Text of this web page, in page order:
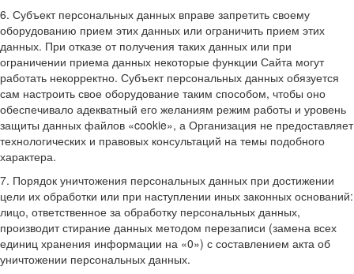
6. Субъект персональных данных вправе запретить своему
оборудованию прием этих данных или ограничить прием этих
данных. При отказе от получения таких данных или при
ограничении приема данных некоторые функции Сайта могут
работать некорректно. Субъект персональных данных обязуется
сам настроить свое оборудование таким способом, чтобы оно
обеспечивало адекватный его желаниям режим работы и уровень
защиты данных файлов «cookie», а Организация не предоставляет
технологических и правовых консультаций на темы подобного
характера.
7. Порядок уничтожения персональных данных при достижении
цели их обработки или при наступлении иных законных оснований:
лицо, ответственное за обработку персональных данных,
производит стирание данных методом перезаписи (замена всех
единиц хранения информации на «0») с составлением акта об
уничтожении персональных данных.